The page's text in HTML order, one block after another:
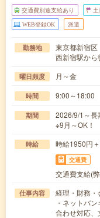
交通費別途支給あり
WEB登録OK 派遣
勤務地
東京都新宿区
西新宿駅か
曜日頻度 月～金
時間 9:00～18:00
期間
2026/9/1～
※9月～OK！
時給 時給1950円
交通費
交通費支給(
仕事内容
経理・財務・
・ネットバ
合わせ対応